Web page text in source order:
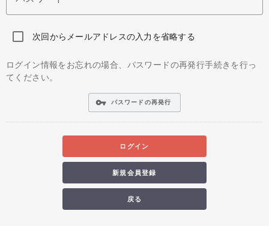
次回からメールアドレスの入力を省略する
ログイン情報をお忘れの場合、パスワードの再発行手続きを行っ
てください。
vpn_key パスワードの再発行
ログイン
新規会員登録
戻る